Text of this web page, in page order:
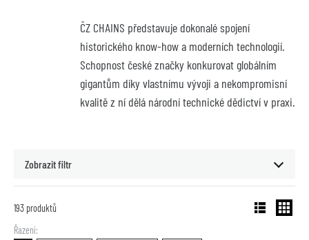
ČZ CHAINS představuje dokonalé spojení
historického know-how a moderních technologií.
Schopnost české značky konkurovat globálním
gigantům díky vlastnímu vývoji a nekompromisní
kvalitě z ní dělá národní technické dědictví v praxi.
Zobrazit filtr
193 produktů
Řazení